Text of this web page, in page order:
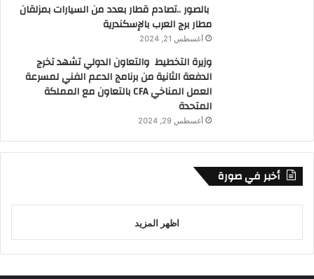
بالصور ..تصادم قطار بعدد من السيارات بمزلقان
مطار برج العرب بالإسكندرية
أغسطس 21, 2024
وزيرة التخطيط والتعاون الدولي تشهد تخرج
الدفعة الثانية من برنامج الدعم الفني لمسرعة
العمل المناخي CFA بالتعاون مع المملكة
المتحدة
أغسطس 29, 2024
أخبر في صورة
اظهر المزيد